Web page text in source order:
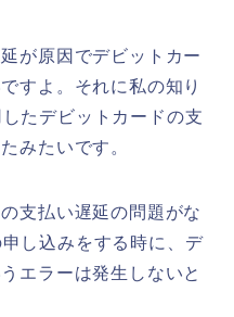
が原因でデビットカー
すよ。それに私の知り
たデビットカードの支
みたいです。
支払い遅延の問題がな
し込みをする時に、デ
エラーは発生しないと